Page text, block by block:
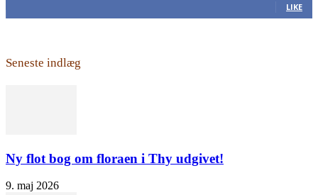
LIKE
Seneste indlæg
Ny flot bog om floraen i Thy udgivet!
9. maj 2026